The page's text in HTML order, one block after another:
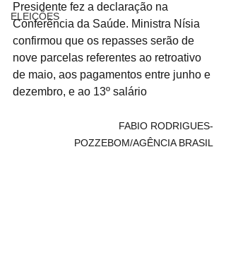
ELEIÇÕES
Presidente fez a declaração na
Conferência da Saúde. Ministra Nísia
confirmou que os repasses serão de
nove parcelas referentes ao retroativo
de maio, aos pagamentos entre junho e
dezembro, e ao 13º salário
FABIO RODRIGUES-
POZZEBOM/AGÊNCIA BRASIL